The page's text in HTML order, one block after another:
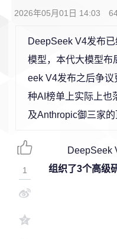
2026年05月01日 14:03
DeepSeek V4发布
模型，本代大模型布
eek V4发布之后争
种AI榜单上实际上也
及Anthropic御三家
DeepSeek
组织了3个高级
1